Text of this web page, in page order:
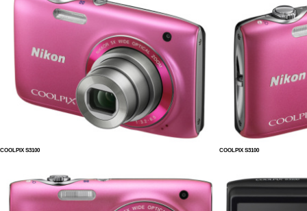
COOLPIX S3100 COOLPIX S3100